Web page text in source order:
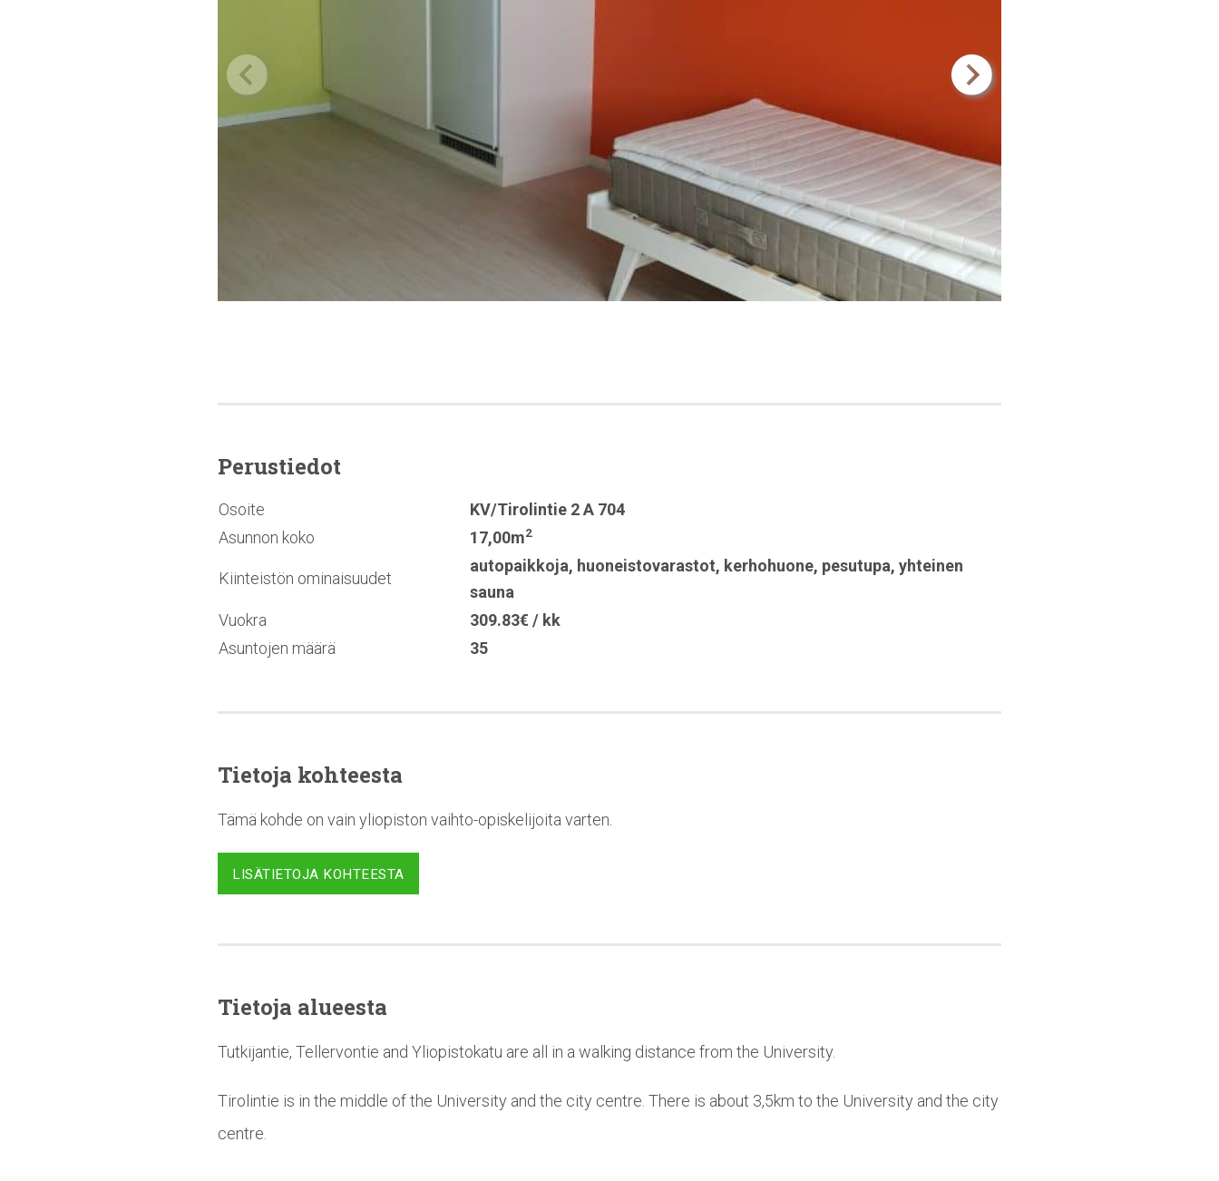
Perustiedot
Osoite
KV/Tirolintie 2 A 704
Asunnon koko
17,00m2
Kiinteistön ominaisuudet
autopaikkoja, huoneistovarastot, kerhohuone, pesutupa, yhteinen
sauna
Vuokra
309.83€ / kk
Asuntojen määrä
35
Tietoja kohteesta
Tämä kohde on vain yliopiston vaihto-opiskelijoita varten.
LISÄTIETOJA KOHTEESTA
Tietoja alueesta
Tutkijantie, Tellervontie and Yliopistokatu are all in a walking distance from the University.
Tirolintie is in the middle of the University and the city centre. There is about 3,5km to the University and the city
centre.